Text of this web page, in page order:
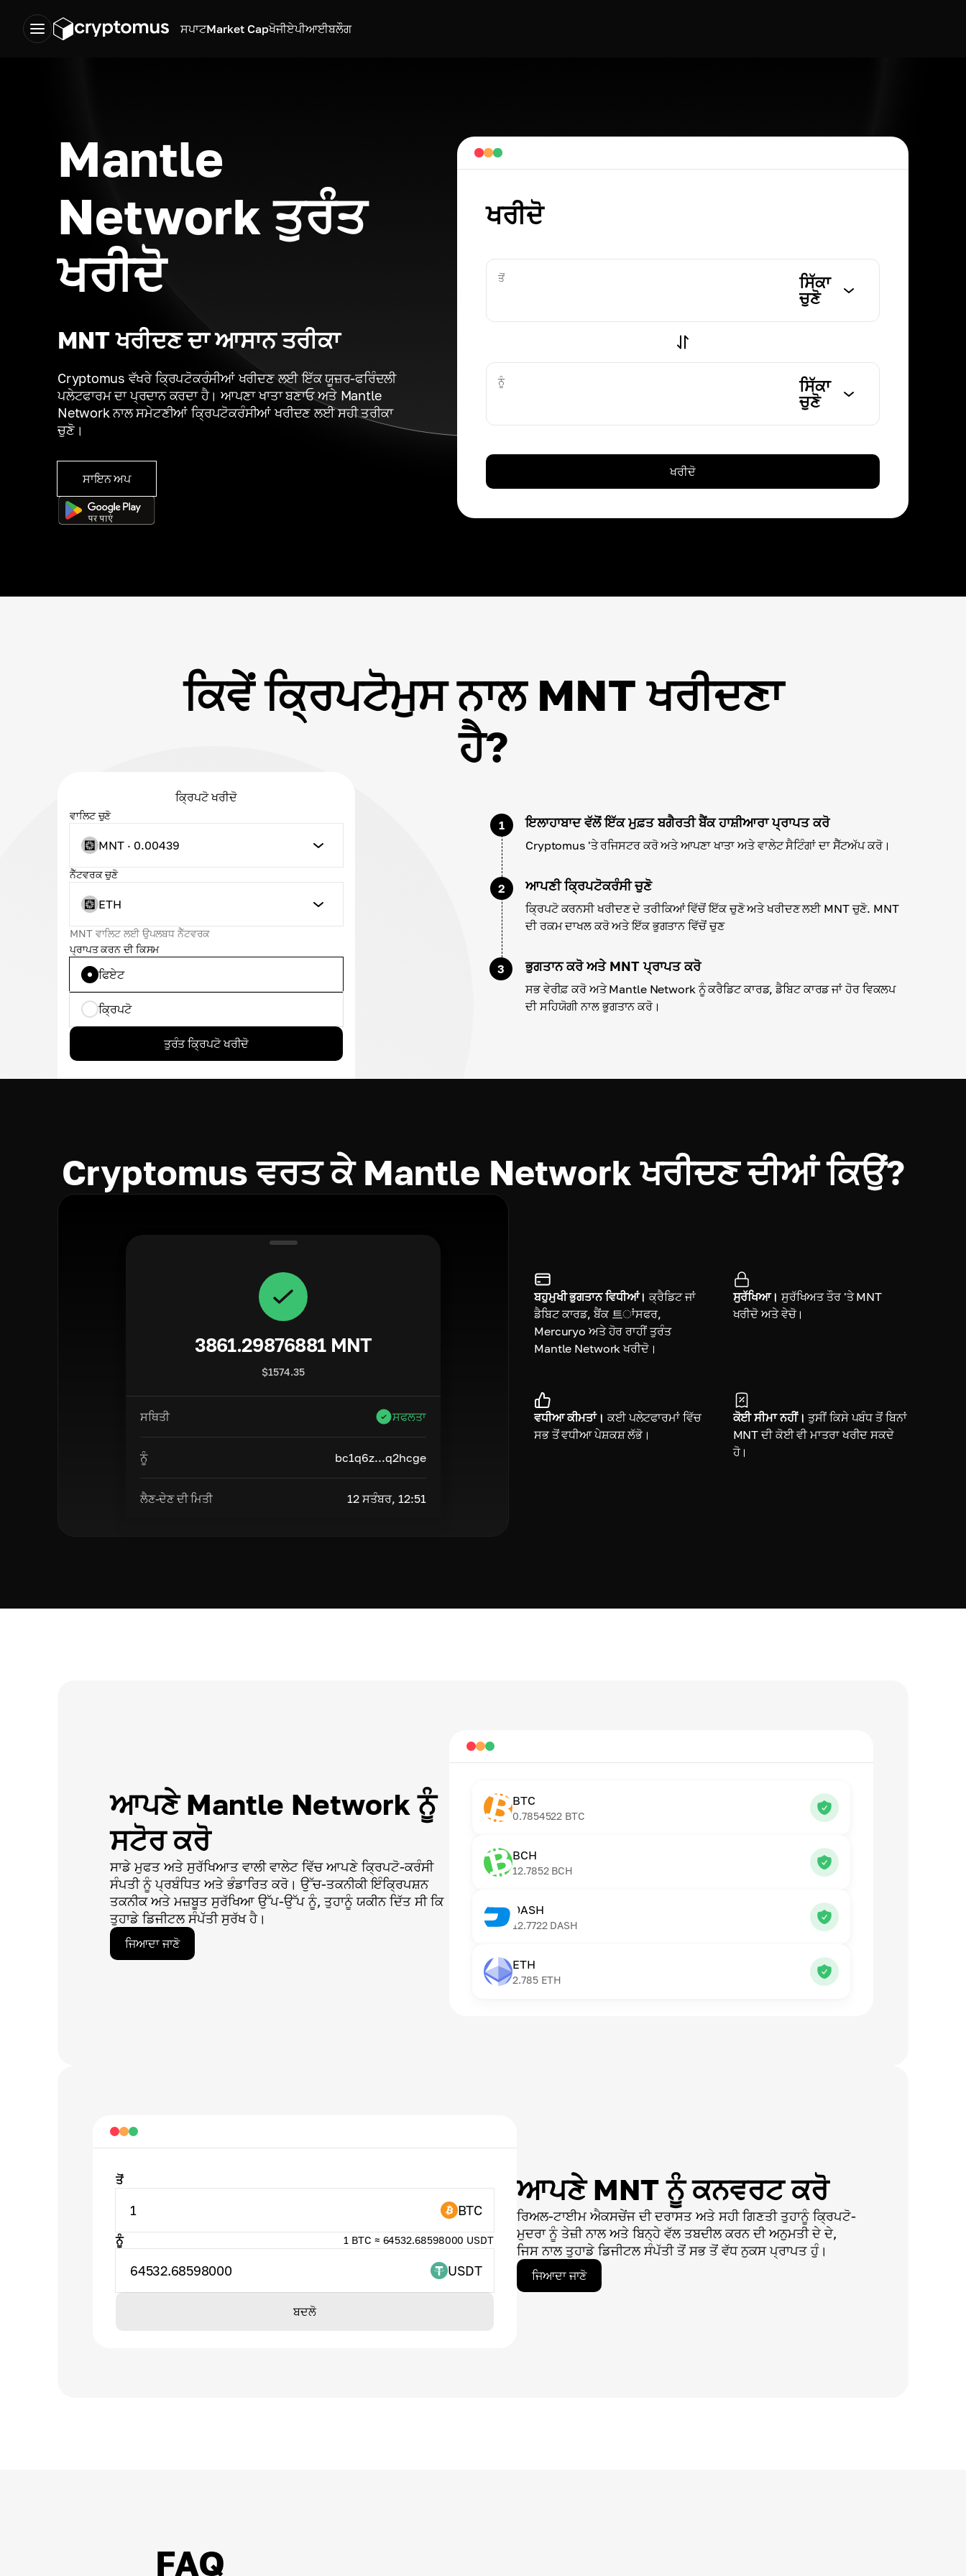
ਸਪਾਟMarket Capਖੋਜੀਏਪੀਆਈਬਲੌਗ
Mantle
Network ਤੁਰੰਤ
ਖਰੀਦੋ
MNT ਖਰੀਦਣ ਦਾ ਆਸਾਨ ਤਰੀਕਾ
Cryptomus ਵੱਖਰੇ ਕ੍ਰਿਪਟੋਕਰੰਸੀਆਂ ਖਰੀਦਣ ਲਈ ਇੱਕ ਯੂਜ਼ਰ-ਫਰਿੰਦਲੀ
ਪਲੇਟਫਾਰਮ ਦਾ ਪ੍ਰਦਾਨ ਕਰਦਾ ਹੈ। ਆਪਣਾ ਖਾਤਾ ਬਣਾਓ ਅਤੇ Mantle
Network ਨਾਲ ਸਮੇਟਣੀਆਂ ਕ੍ਰਿਪਟੋਕਰੰਸੀਆਂ ਖਰੀਦਣ ਲਈ ਸਹੀ ਤਰੀਕਾ
ਚੁਣੋ।
ਸਾਇਨ ਅਪ
ਖਰੀਦੋ
ਤੋਂ
ਸਿੱਕਾ
ਚੁਣੋ
ਨੂੰ
ਸਿੱਕਾ
ਚੁਣੋ
ਖਰੀਦੋ
ਕਿਵੇਂ ਕ੍ਰਿਪਟੋਮੁਸ ਨਾਲ MNT ਖਰੀਦਣਾ
ਹੈ?
ਕ੍ਰਿਪਟੋ ਖਰੀਦੋ
ਵਾਲਿਟ ਚੁਣੋ
MNT · 0.00439
ਨੈੱਟਵਰਕ ਚੁਣੋ
ETH
MNT ਵਾਲਿਟ ਲਈ ਉਪਲਬਧ ਨੈੱਟਵਰਕ
ਪ੍ਰਾਪਤ ਕਰਨ ਦੀ ਕਿਸਮ
ਫਿਏਟ
ਕ੍ਰਿਪਟੋ
ਤੁਰੰਤ ਕ੍ਰਿਪਟੋ ਖਰੀਦੋ
1 ਇਲਾਹਾਬਾਦ ਵੱਲੋਂ ਇੱਕ ਮੁਫ਼ਤ ਬਗੈਰਤੀ ਬੈਂਕ ਹਾਸ਼ੀਆਰਾ ਪ੍ਰਾਪਤ ਕਰੋ
Cryptomus 'ਤੇ ਰਜਿਸਟਰ ਕਰੋ ਅਤੇ ਆਪਣਾ ਖਾਤਾ ਅਤੇ ਵਾਲੇਟ ਸੈਟਿੰਗਾਂ ਦਾ ਸੈੱਟਅੱਪ ਕਰੋ।
2 ਆਪਣੀ ਕ੍ਰਿਪਟੋਕਰੰਸੀ ਚੁਣੋ
ਕ੍ਰਿਪਟੋ ਕਰਨਸੀ ਖਰੀਦਣ ਦੇ ਤਰੀਕਿਆਂ ਵਿੱਚੋਂ ਇੱਕ ਚੁਣੋ ਅਤੇ ਖਰੀਦਣ ਲਈ MNT ਚੁਣੋ. MNT
ਦੀ ਰਕਮ ਦਾਖਲ ਕਰੋ ਅਤੇ ਇੱਕ ਭੁਗਤਾਨ ਵਿੱਚੋਂ ਚੁਣ
3 ਭੁਗਤਾਨ ਕਰੋ ਅਤੇ MNT ਪ੍ਰਾਪਤ ਕਰੋ
ਸਭ ਵੇਰੀਫ਼ ਕਰੋ ਅਤੇ Mantle Network ਨੂੰ ਕਰੈਡਿਟ ਕਾਰਡ, ਡੈਬਿਟ ਕਾਰਡ ਜਾਂ ਹੋਰ ਵਿਕਲਪ
ਦੀ ਸਹਿਯੋਗੀ ਨਾਲ ਭੁਗਤਾਨ ਕਰੋ।
Cryptomus ਵਰਤ ਕੇ Mantle Network ਖਰੀਦਣ ਦੀਆਂ ਕਿਉਂ?
3861.29876881 MNT
$1574.35
ਸਥਿਤੀ ਸਫਲਤਾ
ਨੂੰ bc1q6z...q2hcge
ਲੈਣ-ਦੇਣ ਦੀ ਮਿਤੀ 12 ਸਤੰਬਰ, 12:51
ਬਹੁਮੁਖੀ ਭੁਗਤਾਨ ਵਿਧੀਆਂ। ਕ੍ਰੈਡਿਟ ਜਾਂ
ਡੈਬਿਟ ਕਾਰਡ, ਬੈਂਕ 트ਾਂਸਫਰ,
Mercuryo ਅਤੇ ਹੋਰ ਰਾਹੀਂ ਤੁਰੰਤ
Mantle Network ਖਰੀਦੋ।
ਸੁਰੱਖਿਆ। ਸੁਰੱਖਿਅਤ ਤੌਰ 'ਤੇ MNT
ਖਰੀਦੋ ਅਤੇ ਵੇਚੋ।
ਵਧੀਆ ਕੀਮਤਾਂ। ਕਈ ਪਲੇਟਫਾਰਮਾਂ ਵਿੱਚ
ਸਭ ਤੋਂ ਵਧੀਆ ਪੇਸ਼ਕਸ਼ ਲੱਭੋ।
ਕੋਈ ਸੀਮਾ ਨਹੀਂ। ਤੁਸੀਂ ਕਿਸੇ ਪਬੰਧ ਤੋਂ ਬਿਨਾਂ
MNT ਦੀ ਕੋਈ ਵੀ ਮਾਤਰਾ ਖਰੀਦ ਸਕਦੇ
ਹੋ।
ਆਪਣੇ Mantle Network ਨੂੰ
ਸਟੋਰ ਕਰੋ
ਸਾਡੇ ਮੁਫਤ ਅਤੇ ਸੁਰੱਖਿਆਤ ਵਾਲੀ ਵਾਲੇਟ ਵਿੱਚ ਆਪਣੇ ਕ੍ਰਿਪਟੋ-ਕਰੰਸੀ
ਸੰਪਤੀ ਨੂੰ ਪ੍ਰਬੰਧਿਤ ਅਤੇ ਭੰਡਾਰਿਤ ਕਰੋ। ਉੱਚ-ਤਕਨੀਕੀ ਇੰਕ੍ਰਿਪਸ਼ਨ
ਤਕਨੀਕ ਅਤੇ ਮਜ਼ਬੂਤ ਸੁਰੱਖਿਆ ਉੱਪ-ਉੱਪ ਨੂੰ, ਤੁਹਾਨੂੰ ਯਕੀਨ ਦਿੱਤ ਸੀ ਕਿ
ਤੁਹਾਡੇ ਡਿਜੀਟਲ ਸੰਪੱਤੀ ਸੁਰੱਖ ਹੈ।
ਜਿਆਦਾ ਜਾਣੋ
BTC
0.7854522 BTC
BCH
12.7852 BCH
DASH
12.7722 DASH
ETH
2.785 ETH
ਆਪਣੇ MNT ਨੂੰ ਕਨਵਰਟ ਕਰੋ
ਰਿਅਲ-ਟਾਈਮ ਐਕਸਚੇਂਜ ਦੀ ਦਰਾਸਤ ਅਤੇ ਸਹੀ ਗਿਣਤੀ ਤੁਹਾਨੂੰ ਕ੍ਰਿਪਟੋ-
ਮੁਦਰਾ ਨੂੰ ਤੇਜ਼ੀ ਨਾਲ ਅਤੇ ਬਿਨ੍ਹੇ ਵੱਲ ਤਬਦੀਲ ਕਰਨ ਦੀ ਅਨੁਮਤੀ ਦੇ ਦੇ,
ਜਿਸ ਨਾਲ ਤੁਹਾਡੇ ਡਿਜੀਟਲ ਸੰਪੱਤੀ ਤੋਂ ਸਭ ਤੋਂ ਵੱਧ ਨੁਕਸ ਪ੍ਰਾਪਤ ਹੁੰ।
ਜਿਆਦਾ ਜਾਣੋ
ਤੋਂ
1 BTC
ਨੂੰ 1 BTC ≈ 64532.68598000 USDT
64532.68598000 USDT
ਬਦਲੋ
FAQ